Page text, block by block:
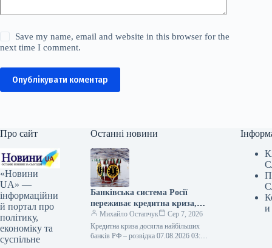
Save my name, email and website in this browser for the
next time I comment.
Опублікувати коментар
Про сайт
«Новини
UA» —
інформаційни
й портал про
політику,
економіку та
суспільне
Останні новини
Банківська система Росії
переживає кредитна криза,
що торкнулася провідних
фінансових установ.
Михайло Остапчук
Сер 7, 2026
Кредитна криза досягла найбільших
банків РФ – розвідка 07.08.2026 03:10
и